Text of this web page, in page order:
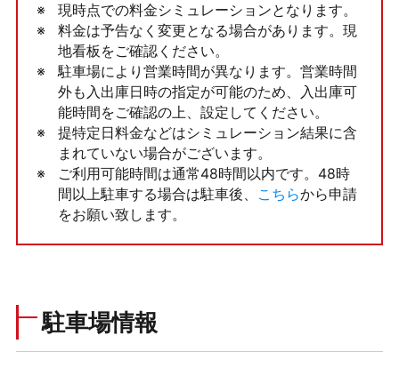
現時点での料金シミュレーションとなります。
料金は予告なく変更となる場合があります。現
地看板をご確認ください。
駐車場により営業時間が異なります。営業時間
外も入出庫日時の指定が可能のため、入出庫可
能時間をご確認の上、設定してください。
提特定日料金などはシミュレーション結果に含
まれていない場合がございます。
ご利用可能時間は通常48時間以内です。48時
間以上駐車する場合は駐車後、
こちらから申請
をお願い致します。
駐車場情報